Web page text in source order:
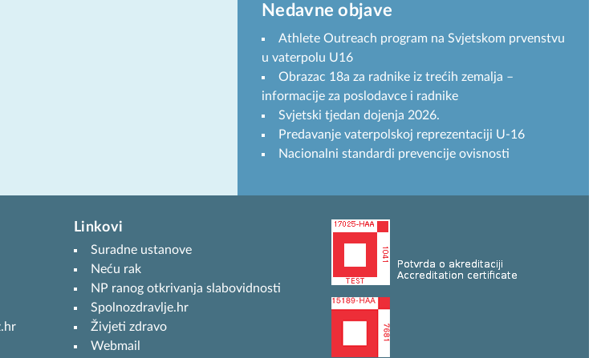
Nedavne objave
Athlete Outreach program na Svjetskom prvenstvu
u vaterpolu U16
Obrazac 18a za radnike iz trećih zemalja –
informacije za poslodavce i radnike
Svjetski tjedan dojenja 2026.
Predavanje vaterpolskoj reprezentaciji U-16
Nacionalni standardi prevencije ovisnosti
Linkovi
Suradne ustanove
Neću rak
NP ranog otkrivanja slabovidnosti
Spolnozdravlje.hr
Živjeti zdravo
Webmail